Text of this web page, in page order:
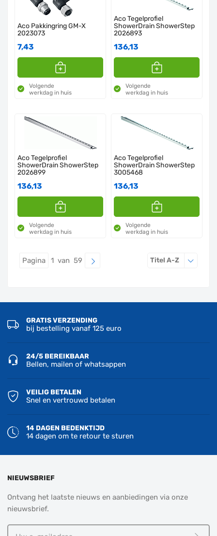
Aco Pakkingring GM-X
2023073
7,43
Volgende
werkdag in huis
Aco Tegelprofiel
ShowerDrain ShowerStep
2026893
136,13
Volgende
werkdag in huis
Aco Tegelprofiel
ShowerDrain ShowerStep
2026899
136,13
Volgende
werkdag in huis
Aco Tegelprofiel
ShowerDrain ShowerStep
3005468
136,13
Volgende
werkdag in huis
Titel A-ZSorteren op
Pagina 1 van 59
GRATIS VERZENDING
bij bestelling vanaf 125 euro
24/5 BEREIKBAAR
Bellen, mailen of whatsappen
VEILIG BETALEN
Snel en vertrouwd betalen
14 DAGEN BEDENKTIJD
14 dagen om te retour te sturen
NIEUWSBRIEF
Ontvang het laatste nieuws en aanbiedingen via onze
nieuwsbrief.